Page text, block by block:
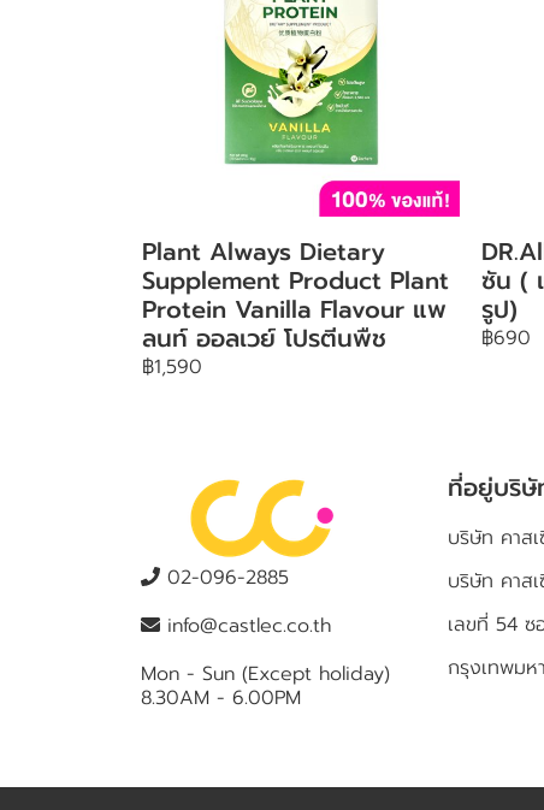
Plant Always Dietary
Supplement Product Plant
Protein Vanilla Flavour แพ
ลนท์ ออลเวย์ โปรตีนพืช
฿1,590
ซัน (
รูป)
฿690
02-096-2885
info@castlec.co.th
Mon - Sun (Except holiday)
8.30AM - 6.00PM
ที่อยู่บริษั
บริษัท คาส
บริษัท คาส
เลขที่ 54
กรุงเทพมห